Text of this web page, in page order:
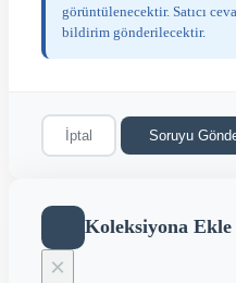
görüntülenecektir. Satıcı
bildirim gönderilecektir.
İptal Soruyu
Koleksiyona Ekle
×